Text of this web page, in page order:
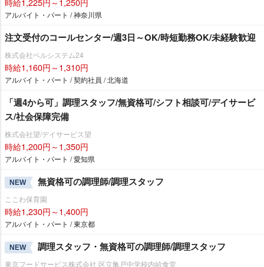
アルバイト・パート / 神奈川県
注文受付のコールセンター/週3日～OK/時短勤務OK/未経験歓迎
株式会社ベルシステム24
時給1,160円～1,310円
アルバイト・パート / 契約社員 / 北海道
「週4から可」調理スタッフ/無資格可/シフト相談可/デイサービ
ス/社会保障完備
株式会社望/デイサービス望
時給1,200円～1,350円
アルバイト・パート / 愛知県
NEW 無資格可の調理師/調理スタッフ
ここわ保育園
時給1,230円～1,400円
アルバイト・パート / 東京都
NEW 調理スタッフ・無資格可の調理師/調理スタッフ
東京フードサービス株式会社 区立亀戸中学校内給食堂